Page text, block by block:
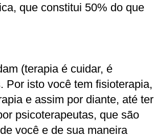
que constitui 50% do que
(terapia é cuidar, é
Por isto você tem fisioterapia,
e assim por diante, até ter
psicoterapeutas, que são
você e de sua maneira